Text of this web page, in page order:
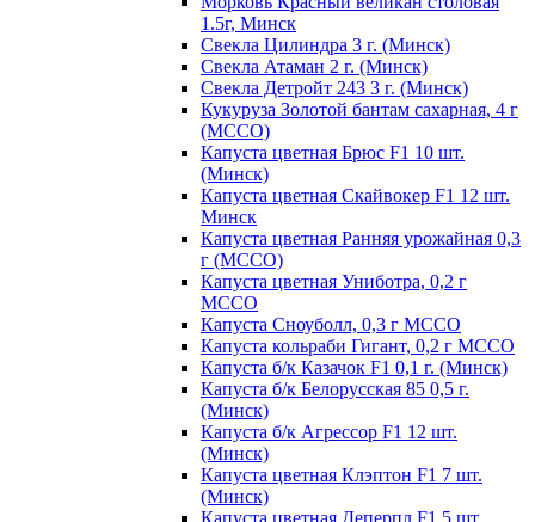
1.5г, Минск
Свекла Цилиндра 3 г. (Минск)
Свекла Атаман 2 г. (Минск)
Свекла Детройт 243 3 г. (Минск)
Кукуруза Золотой бантам сахарная, 4 г
(МССО)
Капуста цветная Брюс F1 10 шт.
(Минск)
Капуста цветная Скайвокер F1 12 шт.
Минск
Капуста цветная Ранняя урожайная 0,3
г (МССО)
Капуста цветная Униботра, 0,2 г
МССО
Капуста Сноуболл, 0,3 г МССО
Капуста кольраби Гигант, 0,2 г МССО
Капуста б/к Казачок F1 0,1 г. (Минск)
Капуста б/к Белорусская 85 0,5 г.
(Минск)
Капуста б/к Агрессор F1 12 шт.
(Минск)
Капуста цветная Клэптон F1 7 шт.
(Минск)
Капуста цветная Деперпл F1 5 шт.